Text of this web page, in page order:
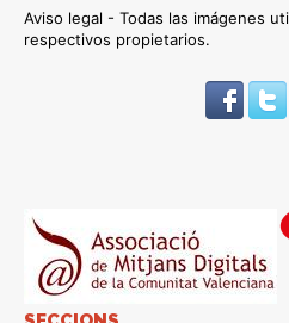
Aviso legal - Todas las imágenes
respectivos propietarios.